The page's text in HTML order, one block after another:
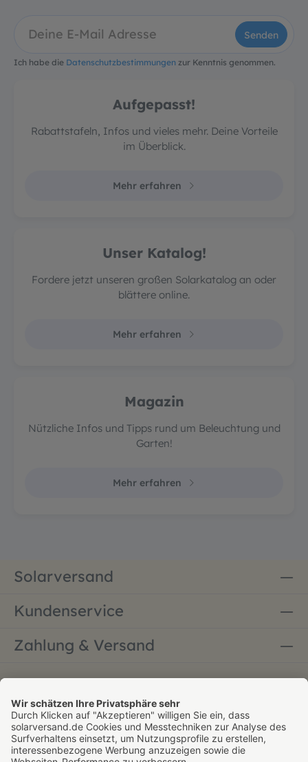
Senden
Ich habe die Datenschutzbestimmungen zur Kenntnis genommen.
Aufgepasst!
Rabattstafeln, Infos und vieles mehr. Deine Vorteile
im Überblick.
Mehr erfahren
Unser Katalog!
Fordere jetzt unseren großen Solarkatalog an oder
blättere online.
Mehr erfahren
Magazin
Nützliche Infos und Tipps rund um Beleuchtung und
Garten!
Mehr erfahren
Solarversand
Kundenservice
Zahlung & Versand
Bestellung widerrufen